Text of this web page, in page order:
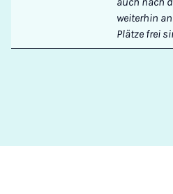
weiterhin
Plätze frei